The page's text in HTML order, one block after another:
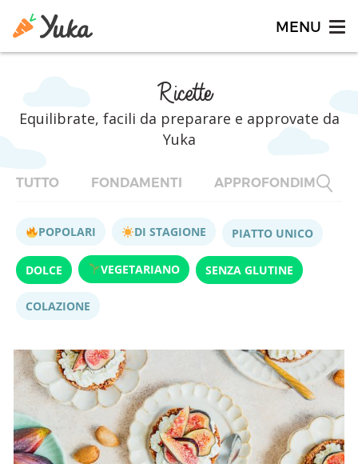
Ricette
Equilibrate, facili da preparare e approvate da
Yuka
TUTTO FONDAMENTI APPROFONDIMENTI
POPOLARI DI STAGIONE PIATTO UNICO
DOLCE VEGETARIANO SENZA GLUTINE
COLAZIONE